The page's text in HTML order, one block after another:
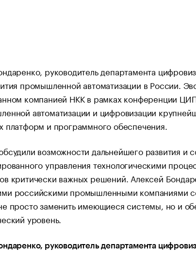
руководитель департамента
промышленной автоматизации в России.
компанией НКК в рамках конференции
автоматизации и цифровизации
платформ и программного обеспечения.
возможности дальнейшего развития и
управления технологическими
критически важных решений. Алексей
российскими промышленными компаниями
просто заменить имеющиеся системы, но и
уровень.
руководитель департамента